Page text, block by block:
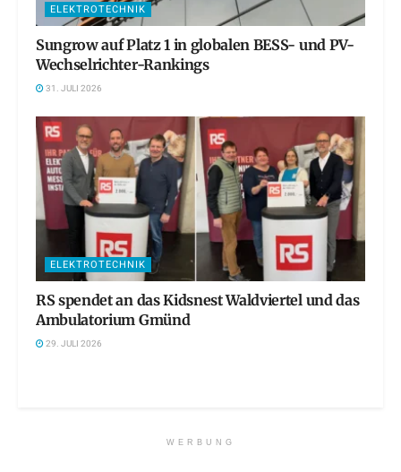
ELEKTROTECHNIK
Sungrow auf Platz 1 in globalen BESS- und PV-
Wechselrichter-Rankings
31. JULI 2026
ELEKTROTECHNIK
RS spendet an das Kidsnest Waldviertel und das
Ambulatorium Gmünd
29. JULI 2026
WERBUNG